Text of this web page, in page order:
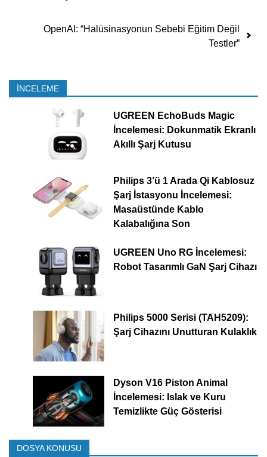
OpenAI: “Halüsinasyonun Sebebi Eğitim Değil
Testler”
İNCELEME
UGREEN EchoBuds Magic
İncelemesi: Dokunmatik Ekranlı
Akıllı Şarj Kutusu
Philips 3’ü 1 Arada Qi Kablosuz
Şarj İstasyonu İncelemesi:
Masaüstünde Kablo
Kalabalığına Son
UGREEN Uno RG İncelemesi:
Robot Tasarımlı GaN Şarj Cihazı
Philips 5000 Serisi (TAH5209):
Şarj Cihazını Unutturan Kulaklık
Dyson V16 Piston Animal
İncelemesi: Islak ve Kuru
Temizlikte Güç Gösterisi
DOSYA KONUSU